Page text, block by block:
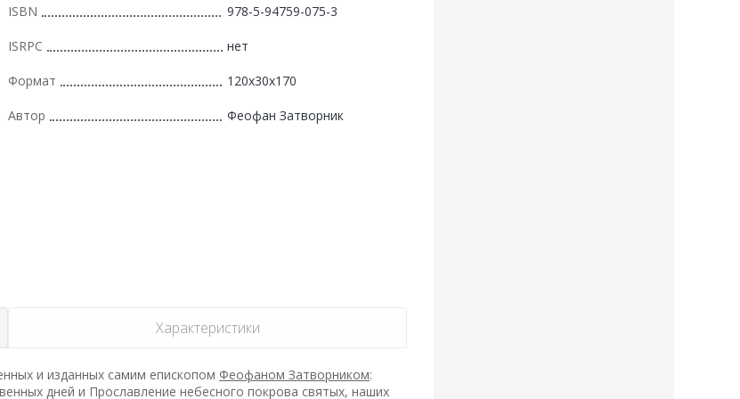
ISBN 978-5-94759-075-3
ISRPC нет
Формат 120x30x170
Автор Феофан Затворник
Характеристики
и изданных самим епископом Феофаном Затворником:
дней и Прославление небесного покрова святых, наших